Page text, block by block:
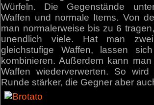
Würfeln. Die Gegenstände
Waffen und normale Items. Von
man normalerweise bis zu 6
unendlich viele. Hat man
gleichstufige Waffen, lassen
kombinieren. Außerdem kann
Waffen wiederverwerten. So
Runde stärker, die Gegner aber